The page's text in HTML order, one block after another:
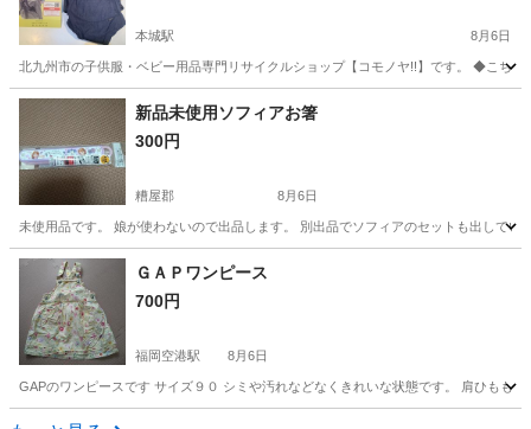
本城駅 8月6日
北九州市の子供服・ベビー用品専門リサイクルショップ【コモノヤ!!】です。 ◆こち
福岡 北九州市 本城駅 ベビー用品
新品未使用ソフィアお箸
300円
糟屋郡 8月6日
未使用品です。 娘が使わないので出品します。 別出品でソフィアのセットも出して
福岡 糟屋郡 その他 お箸
ＧＡＰワンピース
700円
福岡空港駅 8月6日
GAPのワンピースです サイズ９０ シミや汚れなどなくきれいな状態です。 肩ひもも
福岡 糟屋郡